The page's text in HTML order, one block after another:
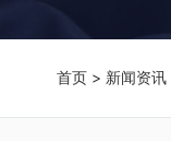
首页 > 新闻资讯